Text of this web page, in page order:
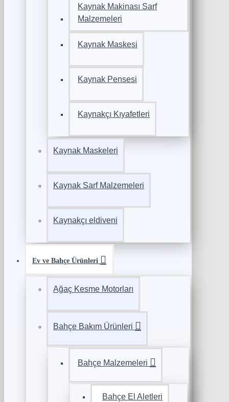
Kaynak Makinası Sarf
Malzemeleri
Kaynak Maskesi
Kaynak Pensesi
Kaynakçı Kıyafetleri
Kaynak Maskeleri
Kaynak Sarf Malzemeleri
Kaynakçı eldiveni
Ev ve Bahçe Ürünleri
Ağaç Kesme Motorları
Bahçe Bakım Ürünleri
Bahçe Malzemeleri
Bahçe El Aletleri